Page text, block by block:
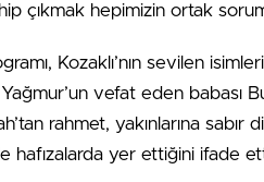
çıkmak hepimizin ortak
Kozaklı’nın sevilen
vefat eden babası
rahmet, yakınlarına sabır
hafızalarda yer ettiğini ifade